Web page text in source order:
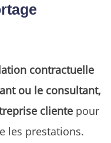
contractuelle
ou le consultant,
cliente pour
les prestations.